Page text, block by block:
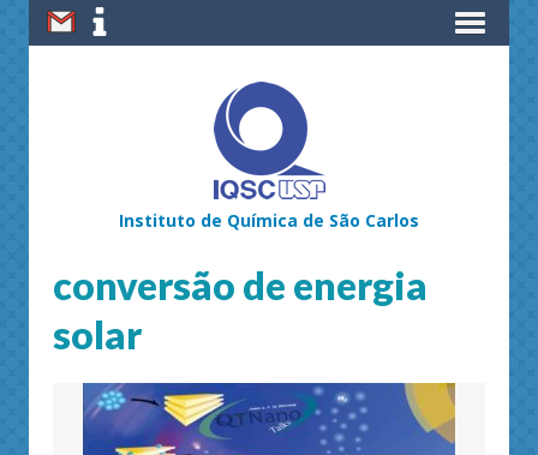
Instituto de Química de São Carlos
conversão de energia
solar